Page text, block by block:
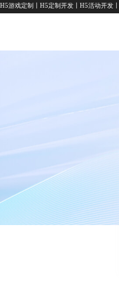
H5游戏定制 H5定制开发 H5活动开发